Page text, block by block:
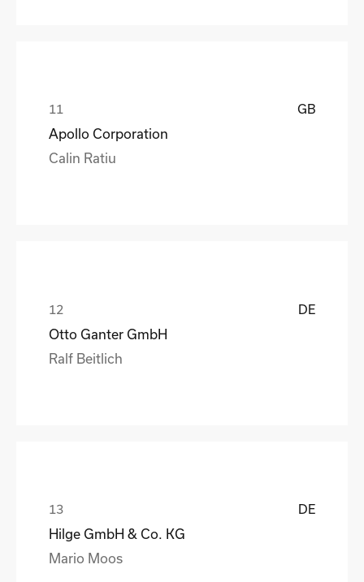
GB
Apollo Corporation
Calin Ratiu
DE
Otto Ganter GmbH
Ralf Beitlich
DE
Hilge GmbH & Co. KG
Mario Moos